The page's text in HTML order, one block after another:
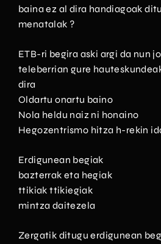
baina ez al dira handiagoak
menatalak ?
ETB-ri begira aski argi da nun
teleberrian gure
dira
Oldartu onartu baino
Nola heldu naiz ni honaino
Hegozentrismo hitza h-rekin
Erdigunean begiak
bazterrak eta hegiak
ttikiak ttikiegiak
mintza daitezela
Zergatik ditugu erdigunean